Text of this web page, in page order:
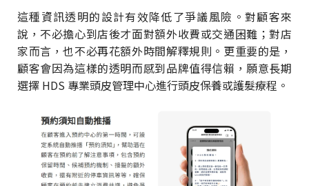
這種資訊透明的設計有效降低了爭議風險。對顧客來
說，不必擔心到店後才面對額外收費或交通困難；對店
家而言，也不必再花額外時間解釋規則。更重要的是，
顧客會因為這樣的透明而感到品牌值得信賴，願意長期
選擇 HDS 專業頭皮管理中心進行頭皮保養或護髮療程。